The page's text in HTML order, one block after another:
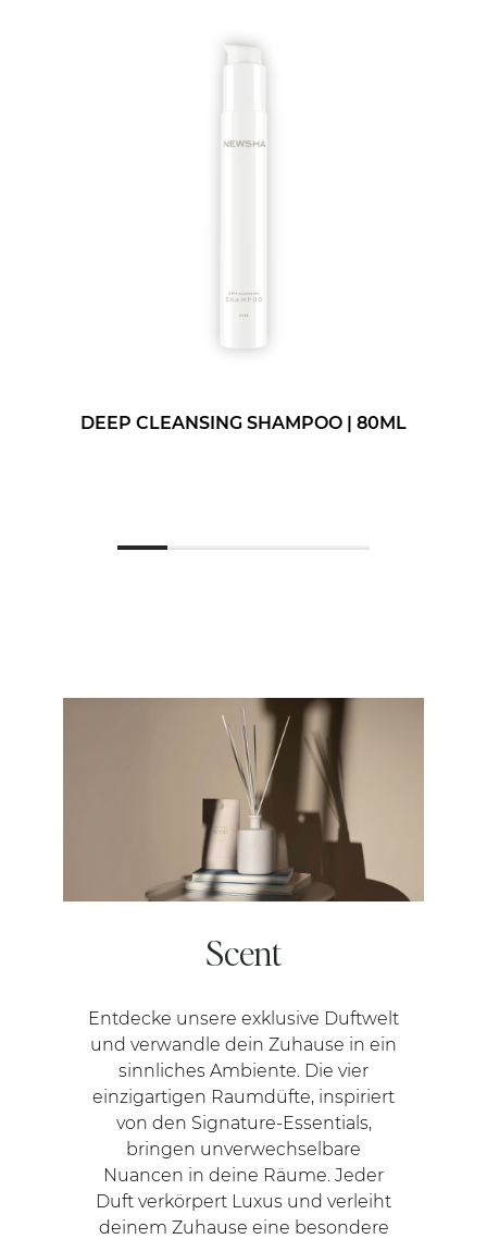
DEEP CLEANSING SHAMPOO | 80ML
Scent
Entdecke unsere exklusive Duftwelt
und verwandle dein Zuhause in ein
sinnliches Ambiente. Die vier
einzigartigen Raumdüfte, inspiriert
von den Signature-Essentials,
bringen unverwechselbare
Nuancen in deine Räume. Jeder
Duft verkörpert Luxus und verleiht
deinem Zuhause eine besondere